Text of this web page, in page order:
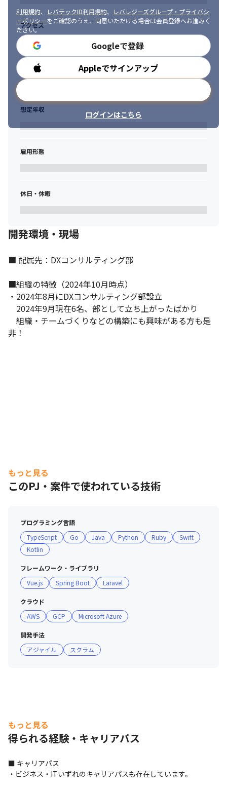
施。
事業課題整理、解決方針の整理、BIツール導入、データ基盤設
計、複数ベンダーコントロールなどを対応。
400名の従業員がデータを活用した意思決定を行える環境を実現。
・中堅製造メーカーのDX推進支援
工場を含む全社的なDX推進の方向性が不明確、という事業課題あ
り。
現場ヒアリングを通じた課題抽出、生成AIやIoT活用の提案・実装
支援を実施。
現場作業の効率化、データに基づく意思決定基盤の構築を実現。
・顧客の経営課題解決に直結するプロジェクトに携わり、数十万
・最新のデータ技術知識とビジネス視点の両方を活かし、総合的
・小売、製造、金融、サービスなど様々な業界の最前線の課題に
・データ基盤設計、BI活用、データ分析など、市場価値の高いス
・強いエンジニア部門を自社で持っており、密な連携をすること
・コンサル部隊が10名弱であり、エンジニア出身者が半数を占め
ています。これから組織を一緒に作っていく楽しみがあるフェー
・顧客の経営課題を理解し、データ活用による解決策を提案でき
る方
・高い技術力と、非エンジニアにもわかりやすく説明できるコミ
ュニケーション力を持つ方
利用規約、 レバテックID利用規約、
レバレジーズグループ・プライバシ
ーポリシーをご確認のうえ、同意いただける場合は会員登録へお進みく
ださい。
Googleで登録
Appleでサインアップ
ログインはこちら
アクセス
勤務時間
想定年収
雇用形態
休日・休暇
開発環境・現場
■ 配属先：DXコンサルティング部
■組織の特徴（2024年10月時点）
・2024年8月にDXコンサルティング部設立
2024年9月現在6名、部として立ち上がったばかり
組織・チームづくりなどの構築にも興味がある方も是
非！
もっと見る
このPJ・案件で使われている技術
プログラミング言語
TypeScript
Go Java Python Ruby
Swift
Kotlin
フレームワーク・ライブラリ
Vue.js
Spring Boot Laravel
クラウド
AWS
GCP Microsoft Azure
開発手法
アジャイル
スクラム
もっと見る
得られる経験・キャリアパス
■ キャリアパス
・ビジネス・ITいずれのキャリアパスも存在しています。